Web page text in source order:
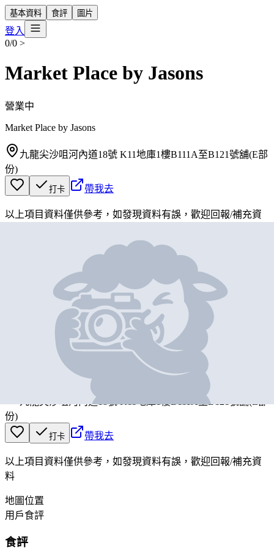
基本資料 食評 圖片
登入
0/0 >
Market Place by Jasons
營業中
Market Place by Jasons
九龍尖沙咀河內道18號 K11地庫1樓B111A至B121號舖(E部
份)
打卡 帶我去
以上項目資料僅供參考，如發現資料有誤，歡迎回報/補充資
Market Place by Jasons
Market Place by Jasons
九龍尖沙咀河內道18號 K11地庫1樓B111A至B121號舖(E部
份)
打卡 帶我去
以上項目資料僅供參考，如發現資料有誤，歡迎回報/補充資
料
地圖位置
用戶食評
食評